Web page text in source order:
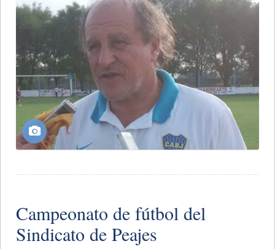
Campeonato de fútbol del
Sindicato de Peajes